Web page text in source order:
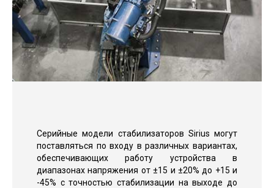
Серийные модели стабилизаторов Sirius могут
поставляться по входу в различных вариантах,
обеспечивающих работу устройства в
диапазонах напряжения от ±15 и ±20% до +15 и
-45% с точностью стабилизации на выходе до